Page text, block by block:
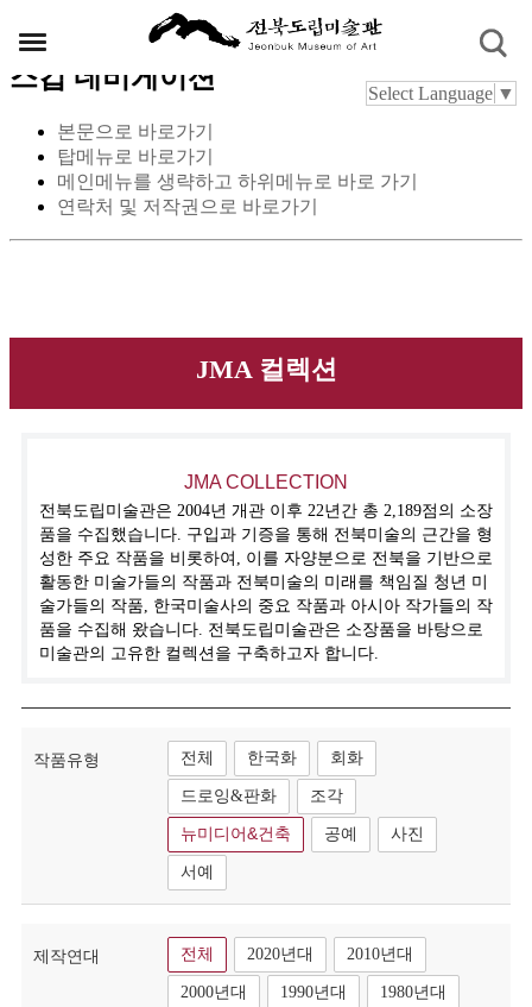
스킵 네비게이션
본문으로 바로가기
탑메뉴로 바로가기
메인메뉴를 생략하고 하위메뉴로 바로 가기
연락처 및 저작권으로 바로가기
Select Language ▼
JMA 컬렉션
JMA COLLECTION
전북도립미술관은 2004년 개관 이후 22년간 총 2,189점의 소장
품을 수집했습니다. 구입과 기증을 통해 전북미술의 근간을 형
성한 주요 작품을 비롯하여, 이를 자양분으로 전북을 기반으로
활동한 미술가들의 작품과 전북미술의 미래를 책임질 청년 미
술가들의 작품, 한국미술사의 중요 작품과 아시아 작가들의 작
품을 수집해 왔습니다. 전북도립미술관은 소장품을 바탕으로
미술관의 고유한 컬렉션을 구축하고자 합니다.
작품유형 전체 한국화 회화
드로잉&판화 조각
뉴미디어&건축 공예 사진
서예
제작연대 전체 2020년대 2010년대
2000년대 1990년대 1980년대